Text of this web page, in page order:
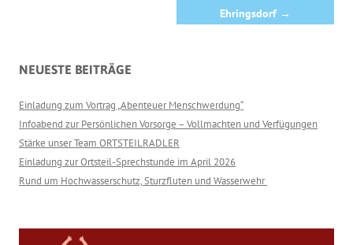
Ehringsdorf →
NEUESTE BEITRÄGE
Einladung zum Vortrag „Abenteuer Menschwerdung“
Infoabend zur Persönlichen Vorsorge – Vollmachten und Verfügungen
Stärke unser Team ORTSTEILRADLER
Einladung zur Ortsteil-Sprechstunde im April 2026
Rund um Hochwasserschutz, Sturzfluten und Wasserwehr